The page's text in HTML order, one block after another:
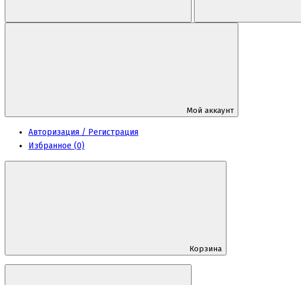
Мой аккаунт
Авторизация / Регистрация
Избранное (0)
Корзина